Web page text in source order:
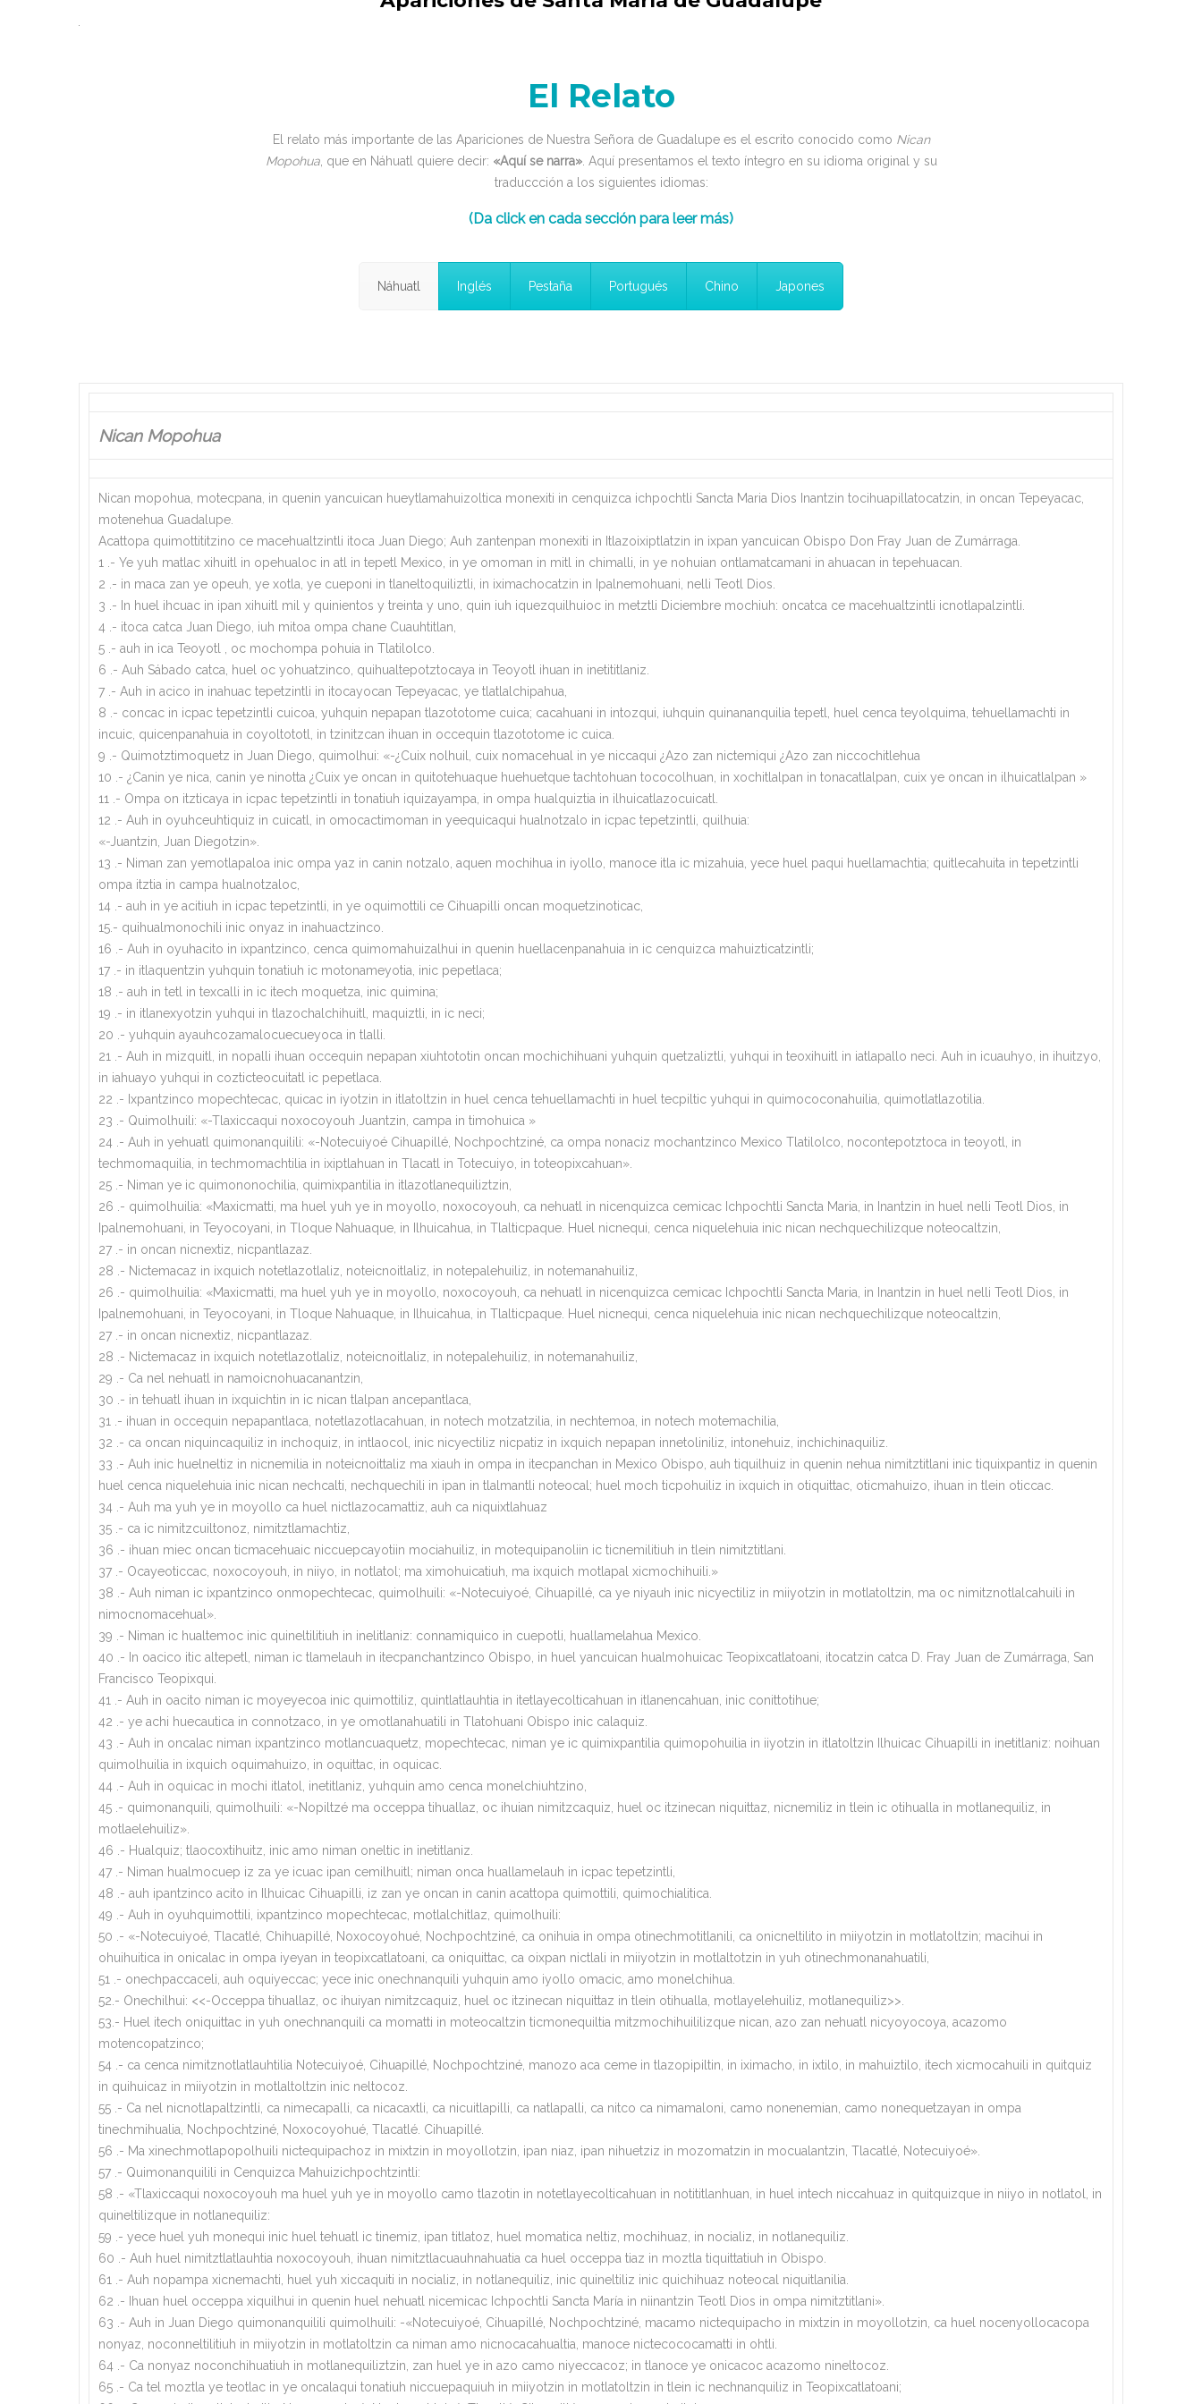
El Relato
El relato más importante de las Apariciones de Nuestra Señora de Guadalupe es el escrito conocido como Nican
Mopohua, que en Náhuatl quiere decir: «Aquí se narra». Aquí presentamos el texto íntegro en su idioma original y su
traduccción a los siguientes idiomas:
(Da click en cada sección para leer más)
Náhuatl Inglés Pestaña Portugués Chino Japones
Nican Mopohua
Nican mopohua, motecpana, in quenin yancuican hueytlamahuizoltica monexiti in cenquizca ichpochtli Sancta Maria Dios Inantzin tocihuapillatocatzin, in oncan Tepeyacac,
motenehua Guadalupe.
Acattopa quimottititzino ce macehualtzintli itoca Juan Diego; Auh zantenpan monexiti in Itlazoixiptlatzin in ixpan yancuican Obispo Don Fray Juan de Zumárraga.
1 .- Ye yuh matlac xihuitl in opehualoc in atl in tepetl Mexico, in ye omoman in mitl in chimalli, in ye nohuian ontlamatcamani in ahuacan in tepehuacan.
2 .- in maca zan ye opeuh, ye xotla, ye cueponi in tlaneltoquiliztli, in iximachocatzin in Ipalnemohuani, nelli Teotl Dios.
3 .- In huel ihcuac in ipan xihuitl mil y quinientos y treinta y uno, quin iuh iquezquilhuioc in metztli Diciembre mochiuh: oncatca ce macehualtzintli icnotlapalzintli.
4 .- itoca catca Juan Diego, iuh mitoa ompa chane Cuauhtitlan,
5 .- auh in ica Teoyotl , oc mochompa pohuia in Tlatilolco.
6 .- Auh Sábado catca, huel oc yohuatzinco, quihualtepotztocaya in Teoyotl ihuan in inetititlaniz.
7 .- Auh in acico in inahuac tepetzintli in itocayocan Tepeyacac, ye tlatlalchipahua,
8 .- concac in icpac tepetzintli cuicoa, yuhquin nepapan tlazototome cuica; cacahuani in intozqui, iuhquin quinananquilia tepetl, huel cenca teyolquima, tehuellamachti in
incuic, quicenpanahuia in coyoltototl, in tzinitzcan ihuan in occequin tlazototome ic cuica.
9 .- Quimotztimoquetz in Juan Diego, quimolhui: «-¿Cuix nolhuil, cuix nomacehual in ye niccaqui ¿Azo zan nictemiqui ¿Azo zan niccochitlehua
10 .- ¿Canin ye nica, canin ye ninotta ¿Cuix ye oncan in quitotehuaque huehuetque tachtohuan tococolhuan, in xochitlalpan in tonacatlalpan, cuix ye oncan in ilhuicatlalpan »
11 .- Ompa on itzticaya in icpac tepetzintli in tonatiuh iquizayampa, in ompa hualquiztia in ilhuicatlazocuicatl.
12 .- Auh in oyuhceuhtiquiz in cuicatl, in omocactimoman in yeequicaqui hualnotzalo in icpac tepetzintli, quilhuia:
«-Juantzin, Juan Diegotzin».
13 .- Niman zan yemotlapaloa inic ompa yaz in canin notzalo, aquen mochihua in iyollo, manoce itla ic mizahuia, yece huel paqui huellamachtia; quitlecahuita in tepetzintli
ompa itztia in campa hualnotzaloc,
14 .- auh in ye acitiuh in icpac tepetzintli, in ye oquimottili ce Cihuapilli oncan moquetzinoticac,
15.- quihualmonochili inic onyaz in inahuactzinco.
16 .- Auh in oyuhacito in ixpantzinco, cenca quimomahuizalhui in quenin huellacenpanahuia in ic cenquizca mahuizticatzintli;
17 .- in itlaquentzin yuhquin tonatiuh ic motonameyotia, inic pepetlaca;
18 .- auh in tetl in texcalli in ic itech moquetza, inic quimina;
19 .- in itlanexyotzin yuhqui in tlazochalchihuitl, maquiztli, in ic neci;
20 .- yuhquin ayauhcozamalocuecueyoca in tlalli.
21 .- Auh in mizquitl, in nopalli ihuan occequin nepapan xiuhtototin oncan mochichihuani yuhquin quetzaliztli, yuhqui in teoxihuitl in iatlapallo neci. Auh in icuauhyo, in ihuitzyo,
in iahuayo yuhqui in cozticteocuitatl ic pepetlaca.
22 .- Ixpantzinco mopechtecac, quicac in iyotzin in itlatoltzin in huel cenca tehuellamachti in huel tecpiltic yuhqui in quimococonahuilia, quimotlatlazotilia.
23 .- Quimolhuili: «-Tlaxiccaqui noxocoyouh Juantzin, campa in timohuica »
24 .- Auh in yehuatl quimonanquilili: «-Notecuiyoé Cihuapillé, Nochpochtziné, ca ompa nonaciz mochantzinco Mexico Tlatilolco, nocontepotztoca in teoyotl, in
techmomaquilia, in techmomachtilia in ixiptlahuan in Tlacatl in Totecuiyo, in toteopixcahuan».
25 .- Niman ye ic quimononochilia, quimixpantilia in itlazotlanequiliztzin,
26 .- quimolhuilia: «Maxicmatti, ma huel yuh ye in moyollo, noxocoyouh, ca nehuatl in nicenquizca cemicac Ichpochtli Sancta Maria, in Inantzin in huel nelli Teotl Dios, in
Ipalnemohuani, in Teyocoyani, in Tloque Nahuaque, in Ilhuicahua, in Tlalticpaque. Huel nicnequi, cenca niquelehuia inic nican nechquechilizque noteocaltzin,
27 .- in oncan nicnextiz, nicpantlazaz.
28 .- Nictemacaz in ixquich notetlazotlaliz, noteicnoitlaliz, in notepalehuiliz, in notemanahuiliz,
26 .- quimolhuilia: «Maxicmatti, ma huel yuh ye in moyollo, noxocoyouh, ca nehuatl in nicenquizca cemicac Ichpochtli Sancta Maria, in Inantzin in huel nelli Teotl Dios, in
Ipalnemohuani, in Teyocoyani, in Tloque Nahuaque, in Ilhuicahua, in Tlalticpaque. Huel nicnequi, cenca niquelehuia inic nican nechquechilizque noteocaltzin,
27 .- in oncan nicnextiz, nicpantlazaz.
28 .- Nictemacaz in ixquich notetlazotlaliz, noteicnoitlaliz, in notepalehuiliz, in notemanahuiliz,
29 .- Ca nel nehuatl in namoicnohuacanantzin,
30 .- in tehuatl ihuan in ixquichtin in ic nican tlalpan ancepantlaca,
31 .- ihuan in occequin nepapantlaca, notetlazotlacahuan, in notech motzatzilia, in nechtemoa, in notech motemachilia,
32 .- ca oncan niquincaquiliz in inchoquiz, in intlaocol, inic nicyectiliz nicpatiz in ixquich nepapan innetoliniliz, intonehuiz, inchichinaquiliz.
33 .- Auh inic huelneltiz in nicnemilia in noteicnoittaliz ma xiauh in ompa in itecpanchan in Mexico Obispo, auh tiquilhuiz in quenin nehua nimitztitlani inic tiquixpantiz in quenin
huel cenca niquelehuia inic nican nechcalti, nechquechili in ipan in tlalmantli noteocal; huel moch ticpohuiliz in ixquich in otiquittac, oticmahuizo, ihuan in tlein oticcac.
34 .- Auh ma yuh ye in moyollo ca huel nictlazocamattiz, auh ca niquixtlahuaz
35 .- ca ic nimitzcuiltonoz, nimitztlamachtiz,
36 .- ihuan miec oncan ticmacehuaic niccuepcayotiin mociahuiliz, in motequipanoliin ic ticnemilitiuh in tlein nimitztitlani.
37 .- Ocayeoticcac, noxocoyouh, in niiyo, in notlatol; ma ximohuicatiuh, ma ixquich motlapal xicmochihuili.»
38 .- Auh niman ic ixpantzinco onmopechtecac, quimolhuili: «-Notecuiyoé, Cihuapillé, ca ye niyauh inic nicyectiliz in miiyotzin in motlatoltzin, ma oc nimitznotlalcahuili in
nimocnomacehual».
39 .- Niman ic hualtemoc inic quineltilitiuh in inelitlaniz: connamiquico in cuepotli, huallamelahua Mexico.
40 .- In oacico itic altepetl, niman ic tlamelauh in itecpanchantzinco Obispo, in huel yancuican hualmohuicac Teopixcatlatoani, itocatzin catca D. Fray Juan de Zumárraga, San
Francisco Teopixqui.
41 .- Auh in oacito niman ic moyeyecoa inic quimottiliz, quintlatlauhtia in itetlayecolticahuan in itlanencahuan, inic conittotihue;
42 .- ye achi huecautica in connotzaco, in ye omotlanahuatili in Tlatohuani Obispo inic calaquiz.
43 .- Auh in oncalac niman ixpantzinco motlancuaquetz, mopechtecac, niman ye ic quimixpantilia quimopohuilia in iiyotzin in itlatoltzin Ilhuicac Cihuapilli in inetitlaniz: noihuan
quimolhuilia in ixquich oquimahuizo, in oquittac, in oquicac.
44 .- Auh in oquicac in mochi itlatol, inetitlaniz, yuhquin amo cenca monelchiuhtzino,
45 .- quimonanquili, quimolhuili: «-Nopiltzé ma occeppa tihuallaz, oc ihuian nimitzcaquiz, huel oc itzinecan niquittaz, nicnemiliz in tlein ic otihualla in motlanequiliz, in
motlaelehuiliz».
46 .- Hualquiz; tlaocoxtihuitz, inic amo niman oneltic in inetitlaniz.
47 .- Niman hualmocuep iz za ye icuac ipan cemilhuitl; niman onca huallamelauh in icpac tepetzintli,
48 .- auh ipantzinco acito in Ilhuicac Cihuapilli, iz zan ye oncan in canin acattopa quimottili, quimochialitica.
49 .- Auh in oyuhquimottili, ixpantzinco mopechtecac, motlalchitlaz, quimolhuili:
50 .- «-Notecuiyoé, Tlacatlé, Chihuapillé, Noxocoyohué, Nochpochtziné, ca onihuia in ompa otinechmotitlanili, ca onicneltilito in miiyotzin in motlatoltzin; macihui in
ohuihuitica in onicalac in ompa iyeyan in teopixcatlatoani, ca oniquittac, ca oixpan nictlali in miiyotzin in motlaltotzin in yuh otinechmonanahuatili,
51 .- onechpaccaceli, auh oquiyeccac; yece inic onechnanquili yuhquin amo iyollo omacic, amo monelchihua.
52.- Onechilhui: <<-Occeppa tihuallaz, oc ihuiyan nimitzcaquiz, huel oc itzinecan niquittaz in tlein otihualla, motlayelehuiliz, motlanequiliz>>.
53.- Huel itech oniquittac in yuh onechnanquili ca momatti in moteocaltzin ticmonequiltia mitzmochihuililizque nican, azo zan nehuatl nicyoyocoya, acazomo
motencopatzinco;
54 .- ca cenca nimitznotlatlauhtilia Notecuiyoé, Cihuapillé, Nochpochtziné, manozo aca ceme in tlazopipiltin, in iximacho, in ixtilo, in mahuiztilo, itech xicmocahuili in quitquiz
in quihuicaz in miiyotzin in motlaltoltzin inic neltocoz.
55 .- Ca nel nicnotlapaltzintli, ca nimecapalli, ca nicacaxtli, ca nicuitlapilli, ca natlapalli, ca nitco ca nimamaloni, camo nonenemian, camo nonequetzayan in ompa
tinechmihualia, Nochpochtziné, Noxocoyohué, Tlacatlé. Cihuapillé.
56 .- Ma xinechmotlapopolhuili nictequipachoz in mixtzin in moyollotzin, ipan niaz, ipan nihuetziz in mozomatzin in mocualantzin, Tlacatlé, Notecuiyoé».
57 .- Quimonanquilili in Cenquizca Mahuizichpochtzintli:
58 .- «Tlaxiccaqui noxocoyouh ma huel yuh ye in moyollo camo tlazotin in notetlayecolticahuan in notititlanhuan, in huel intech niccahuaz in quitquizque in niiyo in notlatol, in
quineltilizque in notlanequiliz:
59 .- yece huel yuh monequi inic huel tehuatl ic tinemiz, ipan titlatoz, huel momatica neltiz, mochihuaz, in nocializ, in notlanequiliz.
60 .- Auh huel nimitztlatlauhtia noxocoyouh, ihuan nimitztlacuauhnahuatia ca huel occeppa tiaz in moztla tiquittatiuh in Obispo.
61 .- Auh nopampa xicnemachti, huel yuh xiccaquiti in nocializ, in notlanequiliz, inic quineltiliz inic quichihuaz noteocal niquitlanilia.
62 .- Ihuan huel occeppa xiquilhui in quenin huel nehuatl nicemicac Ichpochtli Sancta María in niinantzin Teotl Dios in ompa nimitztitlani».
63 .- Auh in Juan Diego quimonanquilili quimolhuili: -«Notecuiyoé, Cihuapillé, Nochpochtziné, macamo nictequipacho in mixtzin in moyollotzin, ca huel nocenyollocacopa
nonyaz, noconneltilitiuh in miiyotzin in motlatoltzin ca niman amo nicnocacahualtia, manoce nictecococamatti in ohtli.
64 .- Ca nonyaz noconchihuatiuh in motlanequiliztzin, zan huel ye in azo camo niyeccacoz; in tlanoce ye onicacoc acazomo nineltocoz.
65 .- Ca tel moztla ye teotlac in ye oncalaqui tonatiuh niccuepaquiuh in miiyotzin in motlatoltzin in tlein ic nechnanquiliz in Teopixcatlatoani;